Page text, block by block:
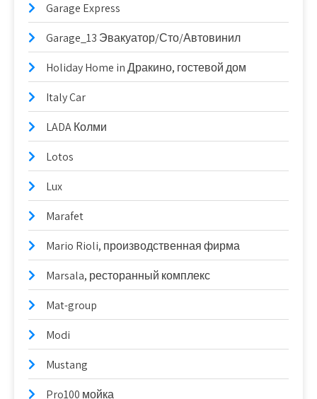
Garage Express
Garage_13 Эвакуатор/Сто/Автовинил
Holiday Home in Дракино, гостевой дом
Italy Car
LADA Колми
Lotos
Lux
Marafet
Mario Rioli, производственная фирма
Marsala, ресторанный комплекс
Mat-group
Modi
Mustang
Pro100 мойка